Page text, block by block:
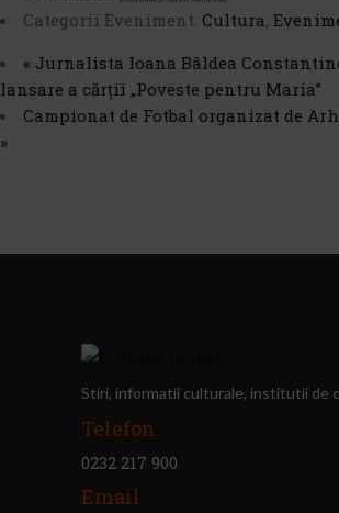
Categorii Eveniment: Cultura,
« Jurnalista Ioana Bâldea
lansare a cărții „Poveste pentru Maria”
Campionat de Fotbal organizat de
»
Stiri, informatii culturale, institutii de
Telefon
0232 217 900
Email